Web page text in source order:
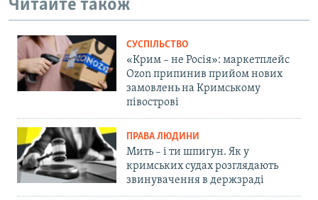
Читайте також
СУСПІЛЬСТВО
«Крим – не Росія»: маркетплейс
Ozon припинив прийом нових
замовлень на Кримському
півострові
ПРАВА ЛЮДИНИ
Мить – і ти шпигун. Як у
кримських судах розглядають
звинувачення в держзраді